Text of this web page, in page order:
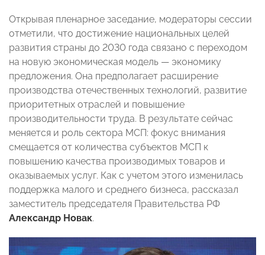
Открывая пленарное заседание, модераторы сессии
отметили, что достижение национальных целей
развития страны до 2030 года связано с переходом
на новую экономическая модель — экономику
предложения. Она предполагает расширение
производства отечественных технологий, развитие
приоритетных отраслей и повышение
производительности труда. В результате сейчас
меняется и роль сектора МСП: фокус внимания
смещается от количества субъектов МСП к
повышению качества производимых товаров и
оказываемых услуг. Как с учетом этого изменилась
поддержка малого и среднего бизнеса, рассказал
заместитель председателя Правительства РФ
Александр Новак.